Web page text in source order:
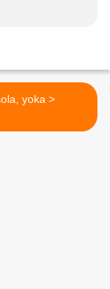
Sosola, yoka >